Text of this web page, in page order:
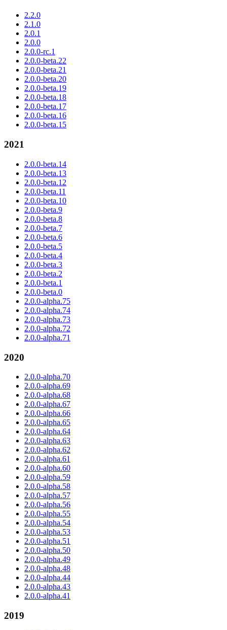
2.2.0
2.1.0
2.0.1
2.0.0
2.0.0-rc.1
2.0.0-beta.22
2.0.0-beta.21
2.0.0-beta.20
2.0.0-beta.19
2.0.0-beta.18
2.0.0-beta.17
2.0.0-beta.16
2.0.0-beta.15
2021
2.0.0-beta.14
2.0.0-beta.13
2.0.0-beta.12
2.0.0-beta.11
2.0.0-beta.10
2.0.0-beta.9
2.0.0-beta.8
2.0.0-beta.7
2.0.0-beta.6
2.0.0-beta.5
2.0.0-beta.4
2.0.0-beta.3
2.0.0-beta.2
2.0.0-beta.1
2.0.0-beta.0
2.0.0-alpha.75
2.0.0-alpha.74
2.0.0-alpha.73
2.0.0-alpha.72
2.0.0-alpha.71
2020
2.0.0-alpha.70
2.0.0-alpha.69
2.0.0-alpha.68
2.0.0-alpha.67
2.0.0-alpha.66
2.0.0-alpha.65
2.0.0-alpha.64
2.0.0-alpha.63
2.0.0-alpha.62
2.0.0-alpha.61
2.0.0-alpha.60
2.0.0-alpha.59
2.0.0-alpha.58
2.0.0-alpha.57
2.0.0-alpha.56
2.0.0-alpha.55
2.0.0-alpha.54
2.0.0-alpha.53
2.0.0-alpha.51
2.0.0-alpha.50
2.0.0-alpha.49
2.0.0-alpha.48
2.0.0-alpha.44
2.0.0-alpha.43
2.0.0-alpha.41
2019